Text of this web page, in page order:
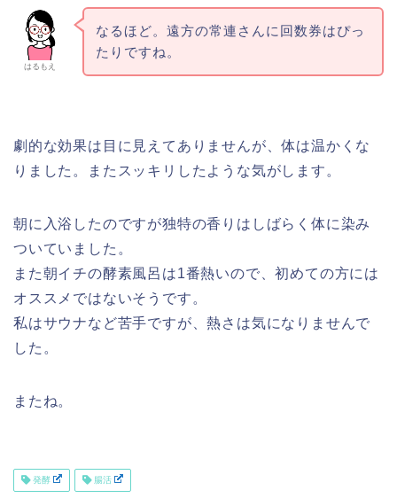
はるもえ
なるほど。遠方の常連さんに回数券はぴっ
たりですね。
劇的な効果は目に見えてありませんが、体は温かくな
りました。またスッキリしたような気がします。
朝に入浴したのですが独特の香りはしばらく体に染み
ついていました。
また朝イチの酵素風呂は1番熱いので、初めての方には
オススメではないそうです。
私はサウナなど苦手ですが、熱さは気になりませんで
した。
またね。
発酵 腸活